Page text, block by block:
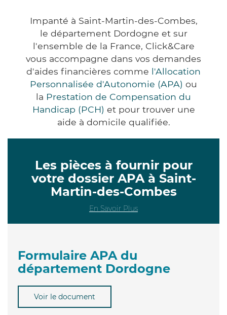
Impanté à Saint-Martin-des-Combes,
le département Dordogne et sur
l'ensemble de la France, Click&Care
vous accompagne dans vos demandes
d'aides financières comme l'Allocation
Personnalisée d'Autonomie (APA) ou
la Prestation de Compensation du
Handicap (PCH) et pour trouver une
aide à domicile qualifiée.
Les pièces à fournir pour
votre dossier APA à Saint-
Martin-des-Combes
En Savoir Plus
Formulaire APA du
département Dordogne
Voir le document